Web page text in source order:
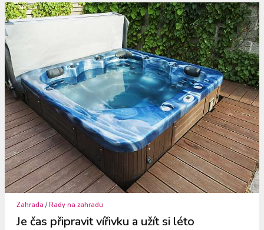
Zahrada /Rady na zahradu
Je čas připravit vířivku a užít si léto